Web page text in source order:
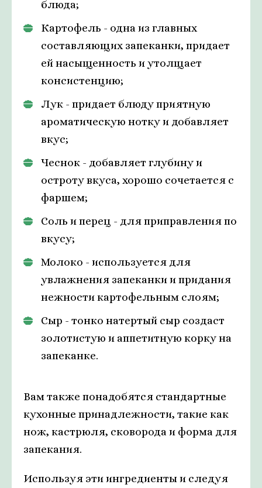
блюда;
Картофель - одна из главных
составляющих запеканки, придает
ей насыщенность и утолщает
консистенцию;
Лук - придает блюду приятную
ароматическую нотку и добавляет
вкус;
Чеснок - добавляет глубину и
остроту вкуса, хорошо сочетается с
фаршем;
Соль и перец - для приправления по
вкусу;
Молоко - используется для
увлажнения запеканки и придания
нежности картофельным слоям;
Сыр - тонко натертый сыр создаст
золотистую и аппетитную корку на
запеканке.
Вам также понадобятся стандартные
кухонные принадлежности, такие как
нож, кастрюля, сковорода и форма для
запекания.
Используя эти ингредиенты и следуя